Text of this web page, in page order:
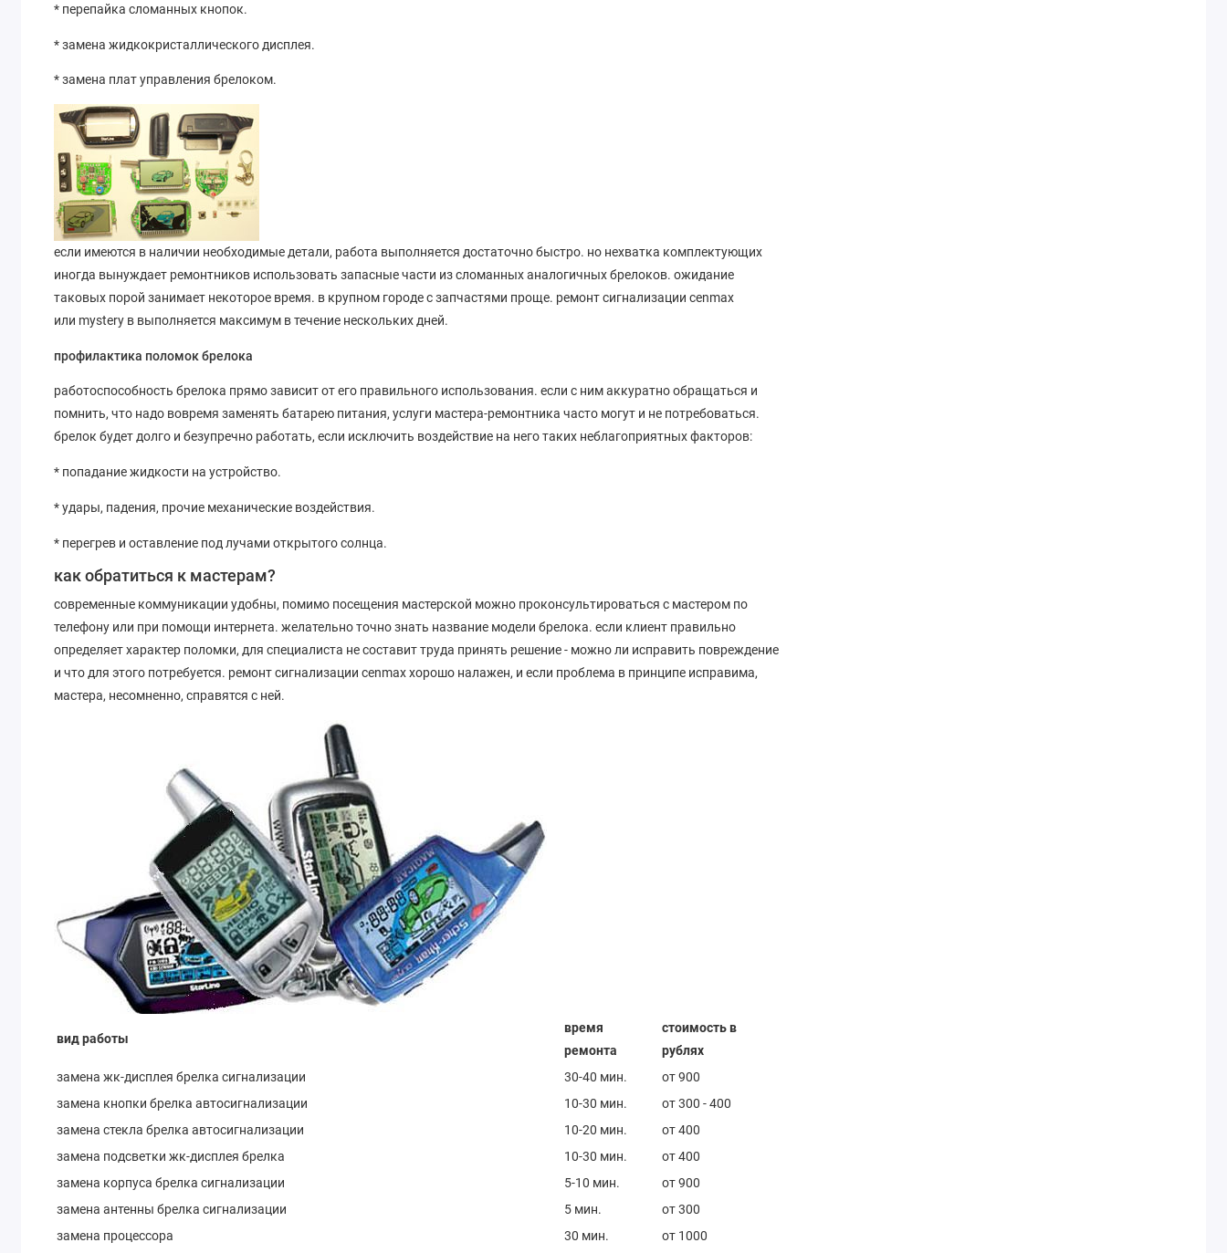
* перепайка сломанных кнопок.
* замена жидкокристаллического дисплея.
* замена плат управления брелоком.
если имеются в наличии необходимые детали, работа выполняется достаточно быстро. но нехватка комплектующих
иногда вынуждает ремонтников использовать запасные части из сломанных аналогичных брелоков. ожидание
таковых порой занимает некоторое время. в крупном городе с запчастями проще. ремонт сигнализации cenmax
или mystery в выполняется максимум в течение нескольких дней.
профилактика поломок брелока
работоспособность брелока прямо зависит от его правильного использования. если с ним аккуратно обращаться и
помнить, что надо вовремя заменять батарею питания, услуги мастера-ремонтника часто могут и не потребоваться.
брелок будет долго и безупречно работать, если исключить воздействие на него таких неблагоприятных факторов:
* попадание жидкости на устройство.
* удары, падения, прочие механические воздействия.
* перегрев и оставление под лучами открытого солнца.
как обратиться к мастерам?
современные коммуникации удобны, помимо посещения мастерской можно проконсультироваться с мастером по
телефону или при помощи интернета. желательно точно знать название модели брелока. если клиент правильно
определяет характер поломки, для специалиста не составит труда принять решение - можно ли исправить повреждение
и что для этого потребуется. ремонт сигнализации cenmax хорошо налажен, и если проблема в принципе исправима,
мастера, несомненно, справятся с ней.
вид работы
время
ремонта
стоимость в
рублях
замена жк-дисплея брелка сигнализации
30-40 мин.
от 900
замена кнопки брелка автосигнализации
10-30 мин.
от 300 - 400
замена стекла брелка автосигнализации
10-20 мин.
от 400
замена подсветки жк-дисплея брелка
10-30 мин.
от 400
замена корпуса брелка сигнализации
5-10 мин.
от 900
замена антенны брелка сигнализации
5 мин.
от 300
замена процессора
30 мин. от 1000